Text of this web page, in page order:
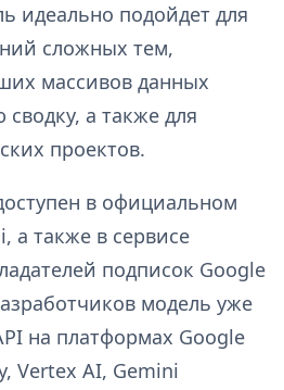
идеально подойдет для
сложных тем,
массивов данных
а также для
проектов.
в официальном
а также в сервисе
подписок Google
модель уже
на платформах Google
Vertex AI, Gemini